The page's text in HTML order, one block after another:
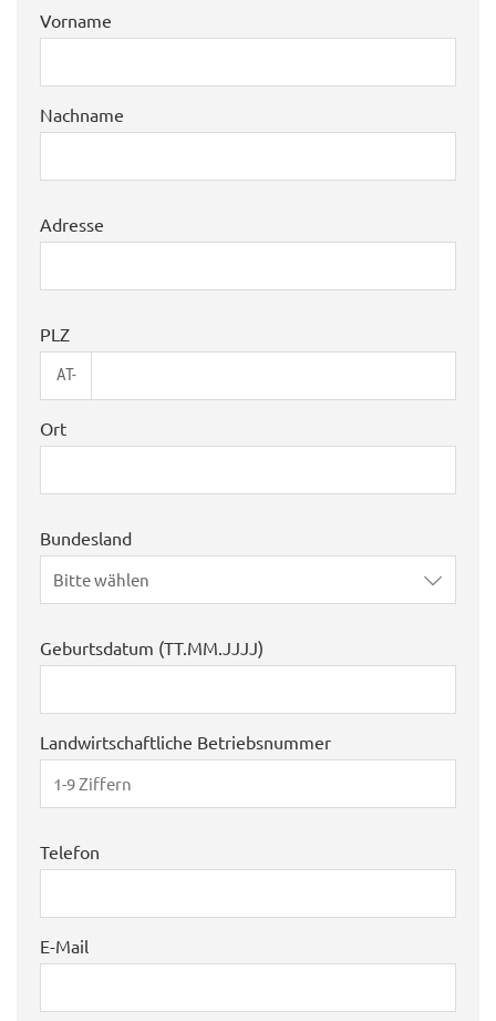
Vorname
Nachname
Adresse
PLZ
AT-
Ort
Bundesland
Bitte wählen
Geburtsdatum (TT.MM.JJJJ)
Landwirtschaftliche Betriebsnummer
Telefon
E-Mail